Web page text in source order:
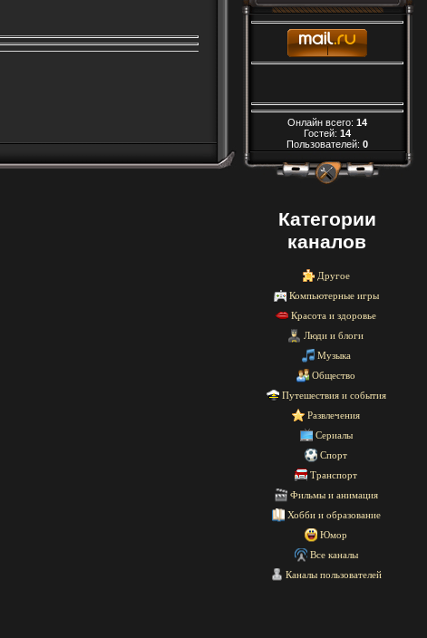
Онлайн всего: 14
Гостей: 14
Пользователей: 0
Категории
каналов
Другое
Компьютерные игры
Красота и здоровье
Люди и блоги
Музыка
Общество
Путешествия и события
Развлечения
Сериалы
Спорт
Транспорт
Фильмы и анимация
Хобби и образование
Юмор
Все каналы
Каналы пользователей